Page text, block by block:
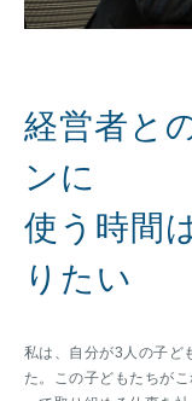
経営者と
ンに
使う時間
りたい
私は、自分が3人の子ど
た。この子どもたちが